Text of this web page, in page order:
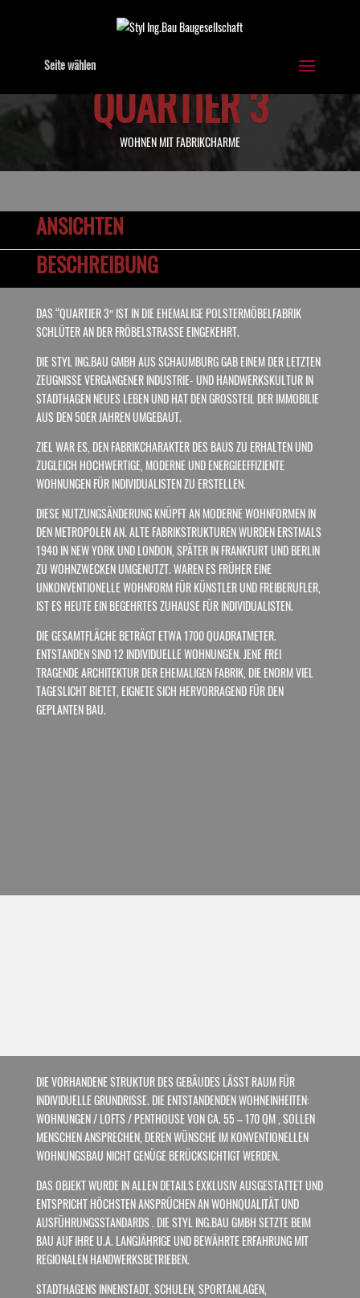
Seite wählen
QUARTIER 3
WOHNEN MIT FABRIKCHARME
ANSICHTEN
BESCHREIBUNG
DAS “QUARTIER 3″ IST IN DIE EHEMALIGE POLSTERMÖBELFABRIK
SCHLÜTER AN DER FRÖBELSTRASSE EINGEKEHRT.
DIE STYL ING.BAU GMBH AUS SCHAUMBURG GAB EINEM DER LETZTEN
ZEUGNISSE VERGANGENER INDUSTRIE- UND HANDWERKSKULTUR IN
STADTHAGEN NEUES LEBEN UND HAT DEN GROSSTEIL DER IMMOBILIE A
US DEN 50ER JAHREN UMGEBAUT.
ZIEL WAR ES, DEN FABRIKCHARAKTER DES BAUS ZU ERHALTEN UND
ZUGLEICH HOCHWERTIGE, MODERNE UND ENERGIEEFFIZIENTE
WOHNUNGEN FÜR INDIVIDUALISTEN ZU ERSTELLEN.
DIESE NUTZUNGSÄNDERUNG KNÜPFT AN MODERNE WOHNFORMEN IN
DEN METROPOLEN AN. ALTE FABRIKSTRUKTUREN WURDEN ERSTMALS
1940 IN NEW YORK UND LONDON, SPÄTER IN FRANKFURT UND BERLIN
ZU WOHNZWECKEN UMGENUTZT. WAREN ES FRÜHER EINE
UNKONVENTIONELLE WOHNFORM FÜR KÜNSTLER UND FREIBERUFLER,
IST ES HEUTE EIN BEGEHRTES ZUHAUSE FÜR INDIVIDUALISTEN.
DIE GESAMTFLÄCHE BETRÄGT ETWA 1700 QUADRATMETER.
ENTSTANDEN SIND 12 INDIVIDUELLE WOHNUNGEN. JENE FREI
TRAGENDE ARCHITEKTUR DER EHEMALIGEN FABRIK, DIE ENORM VIEL
TAGESLICHT BIETET, EIGNETE SICH HERVORRAGEND FÜR DEN
GEPLANTEN BAU.
DIE VORHANDENE STRUKTUR DES GEBÄUDES LÄSST RAUM FÜR
INDIVIDUELLE GRUNDRISSE. DIE ENTSTANDENDEN WOHNEINHEITEN:
WOHNUNGEN / LOFTS / PENTHOUSE VON CA. 55 – 170 QM , SOLLEN
MENSCHEN ANSPRECHEN, DEREN WÜNSCHE IM KONVENTIONELLEN
WOHNUNGSBAU NICHT GENÜGE BERÜCKSICHTIGT WERDEN.
DAS OBJEKT WURDE IN ALLEN DETAILS EXKLUSIV AUSGESTATTET UND
ENTSPRICHT HÖCHSTEN ANSPRÜCHEN AN WOHNQUALITÄT UND
AUSFÜHRUNGSSTANDARDS . DIE STYL ING.BAU GMBH SETZTE BEIM
BAU AUF IHRE U.A. LANGJÄHRIGE UND BEWÄHRTE ERFAHRUNG MIT
REGIONALEN HANDWERKSBETRIEBEN.
STADTHAGENS INNENSTADT, SCHULEN, SPORTANLAGEN,